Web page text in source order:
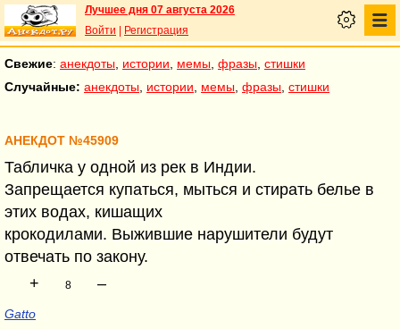
Лучшее дня 07 августа 2026
Войти
Регистрация
Свежие: анекдоты истории мемы фразы стишки
Случайные: анекдоты истории мемы фразы стишки
АНЕКДОТ №45909
Табличка у одной из рек в Индии.
Запрещается купаться, мыться и стирать белье в
этих водах, кишащих
крокодилами. Выжившие нарушители будут
отвечать по закону.
+
8 –
Gatto